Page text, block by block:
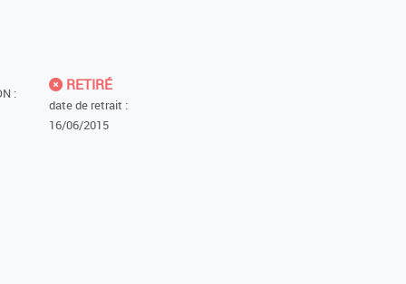
:
RETIRÉ
date de retrait :
16/06/2015